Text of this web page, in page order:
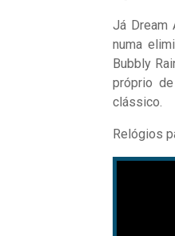
Já Dream
numa
Bubbly
próprio
clássico.
Relógios